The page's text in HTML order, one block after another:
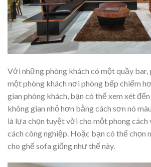
Với những phòng khách có một quầy bar,
một phòng khách nơi phòng bếp chiếm
gian phòng khách, bạn có thể xem xét
không gian nhỏ hơn bằng cách sơn nó
là lựa chọn tuyệt vời cho một phong cách
cách công nghiệp. Hoặc bạn có thể chọn
cho ghế sofa giống như thế này.